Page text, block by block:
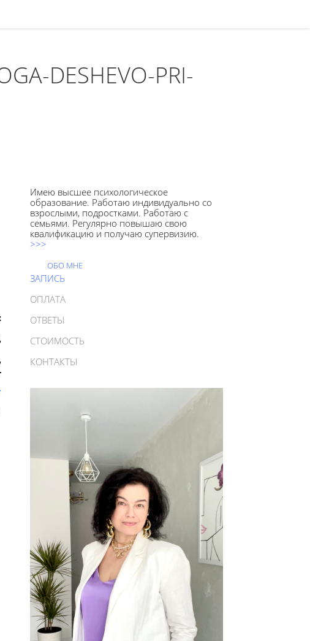
DESHEVO-PRI-
Имею высшее психологическое
образование. Работаю индивидуально со
взрослыми, подростками. Работаю с
семьями. Регулярно повышаю свою
квалификацию и получаю супервизию.
>>>
ОБО МНЕ
ЗАПИСЬ
ОПЛАТА
ОТВЕТЫ
СТОИМОСТЬ
КОНТАКТЫ